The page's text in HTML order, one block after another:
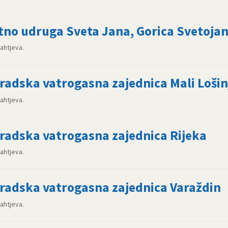
udruga Sveta Jana, Gorica
vatrogasna zajednica Mali
vatrogasna zajednica Rijeka
vatrogasna zajednica Varaždin